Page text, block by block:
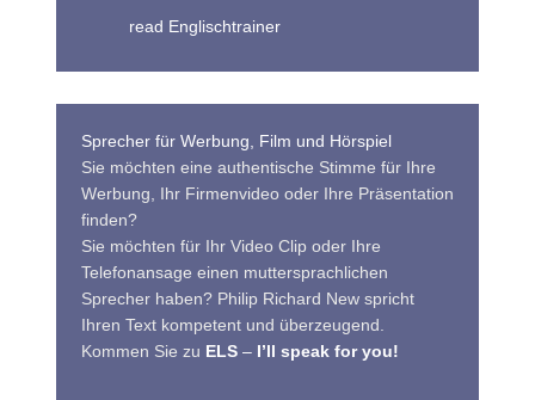
read Englischtrainer
Sprecher für Werbung, Film und Hörspiel
Sie möchten eine authentische Stimme für Ihre
Werbung, Ihr Firmenvideo oder Ihre Präsentation
finden?
Sie möchten für Ihr Video Clip oder Ihre
Telefonansage einen muttersprachlichen
Sprecher haben? Philip Richard New spricht
Ihren Text kompetent und überzeugend.
Kommen Sie zu ELS – I’ll speak for you!